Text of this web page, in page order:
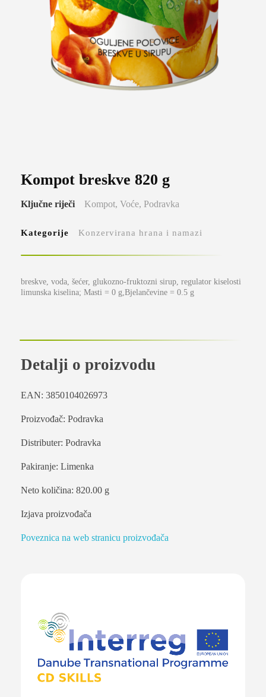
Kompot breskve 820 g
breskve, voda, šećer, glukozno-fruktozni sirup, regulator kiselosti
limunska kiselina; Masti = 0 g,Bjelančevine = 0.5 g
Ključne riječi Kompot, Voće, Podravka
Kategorije Konzervirana hrana i namazi
Detalji o proizvodu
EAN: 3850104026973
Proizvođač: Podravka
Distributer: Podravka
Pakiranje: Limenka
Neto količina: 820.00 g
Izjava proizvođača
Poveznica na web stranicu proizvođača